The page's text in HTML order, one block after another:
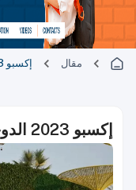
مقال إكسبو 2023 الدوحة ينظم فعاليات رمضانية
إكسبو 2023 الدوحة ينظم فعاليات رمضانية